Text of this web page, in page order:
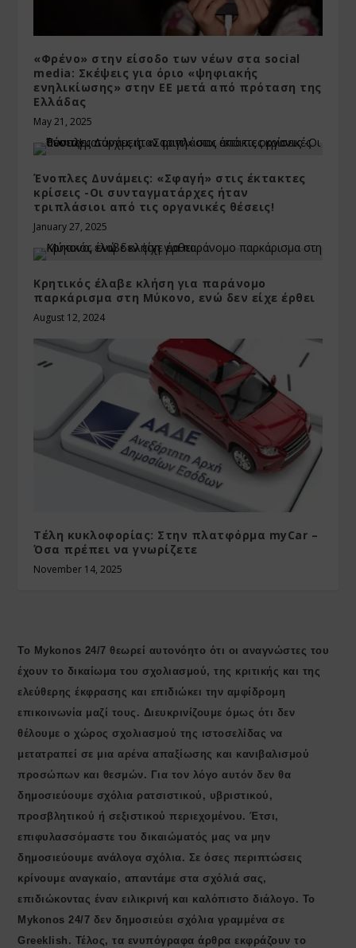
«Φρένο» στην είσοδο των νέων στα social
media: Σκέψεις για όριο «ψηφιακής
ενηλικίωσης» στην ΕΕ μετά από πρόταση της
Ελλάδας
May 21, 2025
Ένοπλες Δυνάμεις: «Σφαγή» στις έκτακτες
κρίσεις -Οι συνταγματάρχες ήταν
τριπλάσιοι από τις οργανικές θέσεις!
January 27, 2025
Κρητικός έλαβε κλήση για παράνομο
παρκάρισμα στη Μύκονο, ενώ δεν είχε έρθει
August 12, 2024
Τέλη κυκλοφορίας: Στην πλατφόρμα myCar –
Όσα πρέπει να γνωρίζετε
November 14, 2025
Το Mykonos 24/7 θεωρεί αυτονόητο ότι οι αναγνώστες του
έχουν το δικαίωμα του σχολιασμού, της κριτικής και της
ελεύθερης έκφρασης και επιδιώκει την αμφίδρομη
επικοινωνία μαζί τους. Διευκρινίζουμε όμως ότι δεν
θέλουμε ο χώρος σχολιασμού της ιστοσελίδας να
μετατραπεί σε μια αρένα απαξίωσης και κανιβαλισμού
προσώπων και θεσμών. Για τον λόγο αυτόν δεν θα
δημοσιεύουμε σχόλια ρατσιστικού, υβριστικού,
προσβλητικού ή σεξιστικού περιεχομένου. Έτσι,
επιφυλασσόμαστε του δικαιώματός μας να μην
δημοσιεύουμε ανάλογα σχόλια. Σε όσες περιπτώσεις
κρίνουμε αναγκαίο, απαντάμε στα σχόλιά σας,
επιδιώκοντας έναν ειλικρινή και καλόπιστο διάλογο. Το
Μykonos 24/7 δεν δημοσιεύει σχόλια γραμμένα σε
Greeklish. Τέλος, τα ενυπόγραφα άρθρα εκφράζουν το